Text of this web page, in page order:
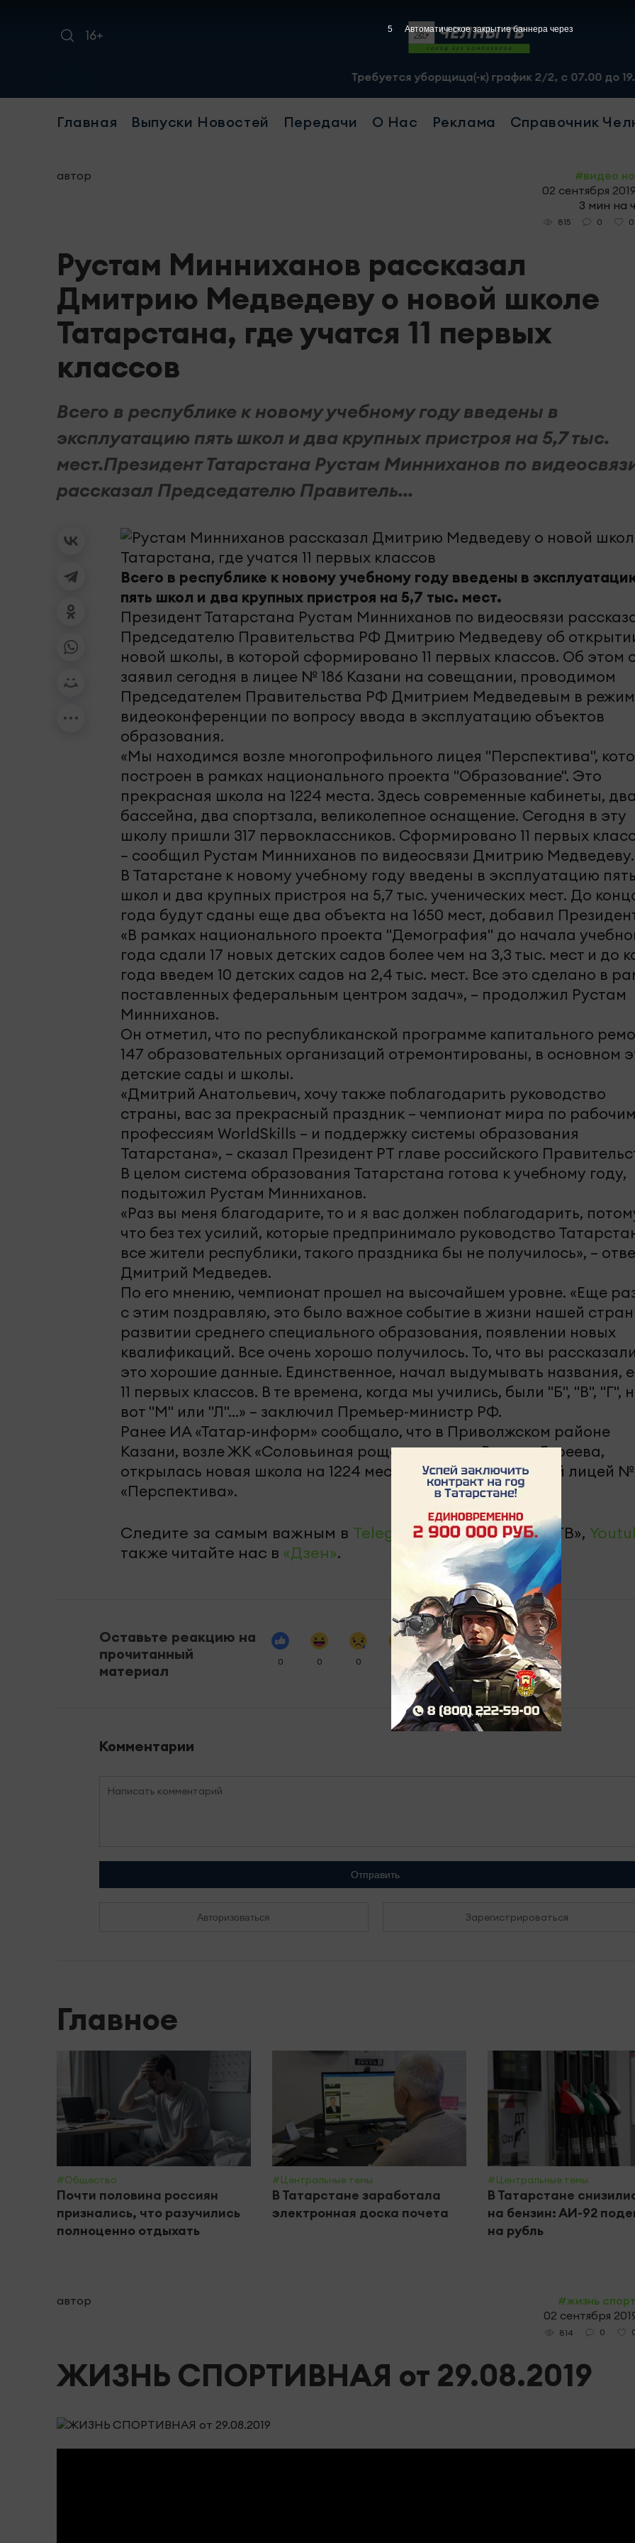
16+
Требуется уборщица(-к) график 2/2, с 07.00 до 19.00,
Главная Выпуски Новостей Передачи О Нас Реклама Справочник
автор
#видео
02 сентября
3 мин на
815 0 0
Рустам Минниханов рассказал
Дмитрию Медведеву о новой школе
Татарстана, где учатся 11 первых
классов
Всего в республике к новому учебному году введены в
эксплуатацию пять школ и два крупных пристроя на 5,7 тыс.
мест.Президент Татарстана Рустам Минниханов по
рассказал Председателю Правитель...
Всего в республике к новому учебному году введены в
пять школ и два крупных пристроя на 5,7 тыс. мест.
Президент Татарстана Рустам Минниханов по видеосвязи
Председателю Правительства РФ Дмитрию Медведеву об
новой школы, в которой сформировано 11 первых классов. Об этом
заявил сегодня в лицее № 186 Казани на совещании, проводимом
Председателем Правительства РФ Дмитрием Медведевым в
видеоконференции по вопросу ввода в эксплуатацию объектов
образования.
«Мы находимся возле многопрофильного лицея "Перспектива",
построен в рамках национального проекта "Образование". Это
прекрасная школа на 1224 места. Здесь современные кабинеты, два
бассейна, два спортзала, великолепное оснащение. Сегодня в эту
школу пришли 317 первоклассников. Сформировано 11 первых
– сообщил Рустам Минниханов по видеосвязи Дмитрию Медведеву.
В Татарстане к новому учебному году введены в эксплуатацию пять
школ и два крупных пристроя на 5,7 тыс. ученических мест. До
года будут сданы еще два объекта на 1650 мест, добавил
«В рамках национального проекта "Демография" до начала
года сдали 17 новых детских садов более чем на 3,3 тыс. мест и до
года введем 10 детских садов на 2,4 тыс. мест. Все это сделано в
поставленных федеральным центром задач», – продолжил Рустам
Минниханов.
Он отметил, что по республиканской программе капитального
147 образовательных организаций отремонтированы, в основном
детские сады и школы.
«Дмитрий Анатольевич, хочу также поблагодарить руководство
страны, вас за прекрасный праздник – чемпионат мира по рабочим
профессиям WorldSkills – и поддержку системы образования
Татарстана», – сказал Президент РТ главе российского
В целом система образования Татарстана готова к учебному году,
подытожил Рустам Минниханов.
«Раз вы меня благодарите, то и я вас должен поблагодарить,
что без тех усилий, которые предпринимало руководство
все жители республики, такого праздника бы не получилось», –
Дмитрий Медведев.
По его мнению, чемпионат прошел на высочайшем уровне. «Еще
с этим поздравляю, это было важное событие в жизни нашей
развитии среднего специального образования, появлении новых
квалификаций. Все очень хорошо получилось. То, что вы
это хорошие данные. Единственное, начал выдумывать названия,
11 первых классов. В те времена, когда мы учились, были "Б", "В", "Г",
вот "М" или "Л"…» – заключил Премьер-министр РФ.
Ранее ИА «Татар-информ» сообщало, что в Приволжском районе
Казани, возле ЖК «Соловьиная роща» по улице Рауиса Гареева,
открылась новая школа на 1224 места – многопрофильный лицей №
«Перспектива».
Следите за самым важным в Telegram-канале«Челны-ТВ»,
также читайте нас в «Дзен».
Оставьте реакцию на
прочитанный
материал
0 0 0 0
Комментарии
Отправить
Авторизоваться Зарегистрироваться
Главное
#Общество
Почти половина россиян
признались, что разучились
полноценно отдыхать
#Центральные темы
В Татарстане заработала
электронная доска почета
#Центральные темы
В Татарстане
на бензин: АИ-92
на рубль
автор
#жизнь
02 сентября
814 0
ЖИЗНЬ СПОРТИВНАЯ от 29.08.2019
4 Автоматическое закрытие баннера через